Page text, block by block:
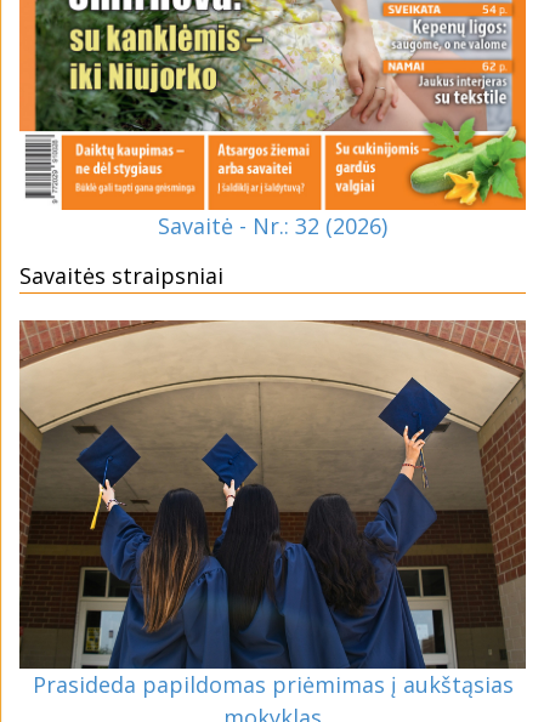
Savaitė - Nr.: 32 (2026)
Savaitės straipsniai
Prasideda papildomas priėmimas į aukštąsias